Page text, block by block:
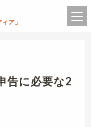
ア」
告に必要な2